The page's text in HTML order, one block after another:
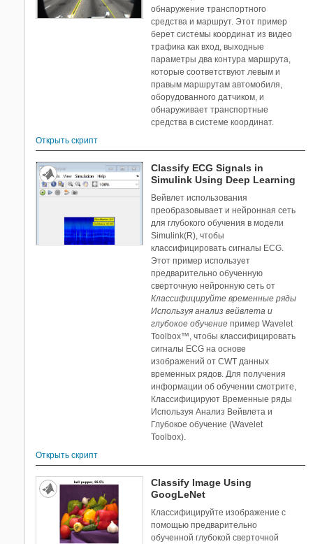
обнаружение транспортного
средства и маршрут. Этот пример
берет системы координат из видео
трафика как вход, выходные
параметры два контура маршрута,
которые соответствуют левым и
правым маршрутам автомобиля,
оборудованного датчиком, и
обнаруживает транспортные
средства в системе координат.
Открыть скрипт
Classify ECG Signals in
Simulink Using Deep Learning
Вейвлет использования
преобразовывает и нейронная сеть
для глубокого обучения в модели
Simulink(R), чтобы
классифицировать сигналы ECG.
Этот пример использует
предварительно обученную
сверточную нейронную сеть от
Классифицируйте временные ряды
Используя анализ вейвлета и
глубокое обучение пример Wavelet
Toolbox™, чтобы классифицировать
сигналы ECG на основе
изображений от CWT данных
временных рядов. Для получения
информации об обучении смотрите,
Классифицируют Временные ряды
Используя Анализ Вейвлета и
Глубокое обучение (Wavelet
Toolbox).
Открыть скрипт
Classify Image Using
GoogLeNet
Классифицируйте изображение с
помощью предварительно
обученной глубокой сверточной